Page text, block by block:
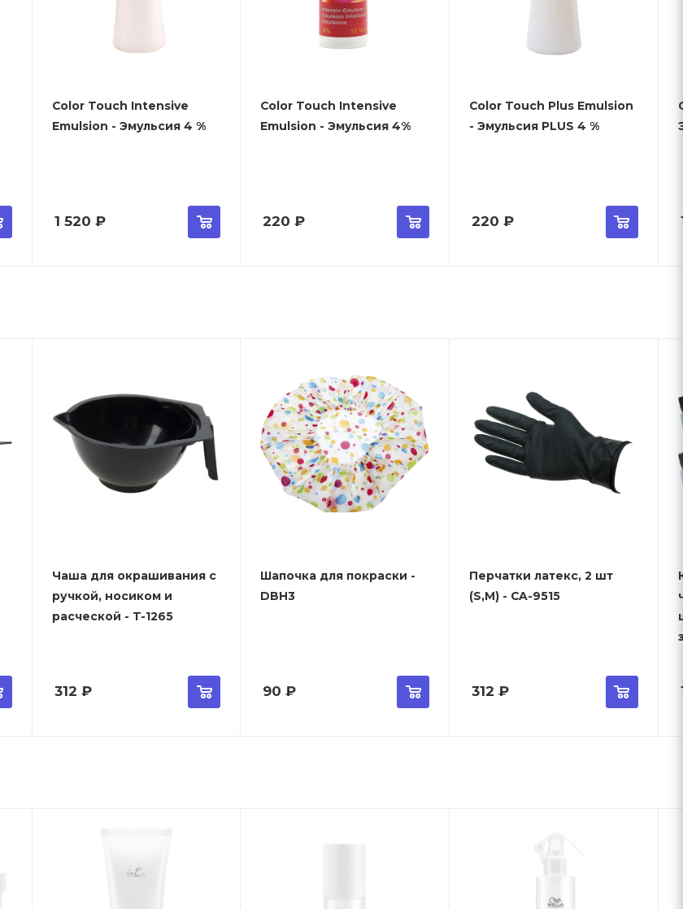
Color Touch Intensive
Emulsion - Эмульсия 4 %
1 520 ₽
Color Touch Intensive
Emulsion - Эмульсия 4%
220 ₽
Color Touch Plus Emulsion
- Эмульсия PLUS 4 %
220 ₽
Чаша для окрашивания с
ручкой, носиком и
расческой - T-1265
312 ₽
Шапочка для покраски -
DBH3
90 ₽
Перчатки латекс, 2 шт
(S,M) - CA-9515
312 ₽